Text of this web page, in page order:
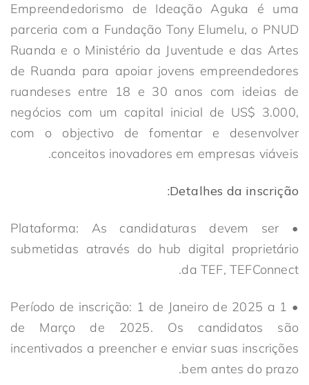
Empreendedorismo de Ideação Aguka é uma
parceria com a Fundação Tony Elumelu, o PNUD
Ruanda e o Ministério da Juventude e das Artes
de Ruanda para apoiar jovens empreendedores
ruandeses entre 18 e 30 anos com ideias de
negócios com um capital inicial de US$ 3.000,
com o objectivo de fomentar e desenvolver
conceitos inovadores em empresas viáveis.
Detalhes da inscrição:
• Plataforma: As candidaturas devem ser
submetidas através do hub digital proprietário
da TEF, TEFConnect.
• Período de inscrição: 1 de Janeiro de 2025 a 1
de Março de 2025. Os candidatos são
incentivados a preencher e enviar suas inscrições
bem antes do prazo.